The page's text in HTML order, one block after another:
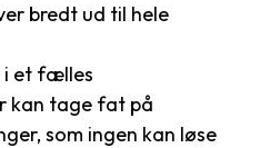
bredt ud til hele
i et fælles
kan tage fat på
som ingen kan løse